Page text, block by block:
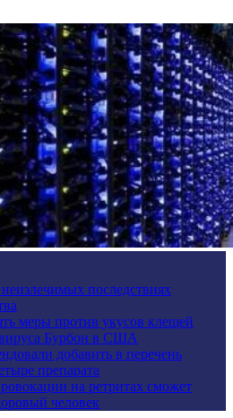
последствиях
меры против укусов клещей
Бурбон в США
добавить в перечень
препарата
на ретритах сможет
человек